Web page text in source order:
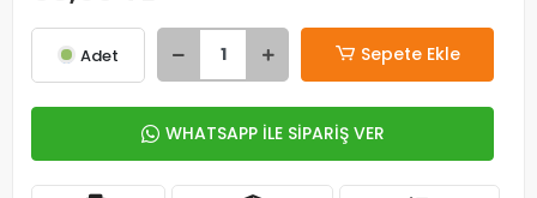
Adet Sepete Ekle
WHATSAPP İLE SİPARİŞ VER